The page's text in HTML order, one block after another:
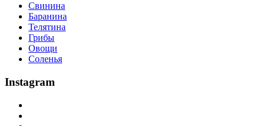
Свинина
Баранина
Телятина
Грибы
Овощи
Соленья
Instagram